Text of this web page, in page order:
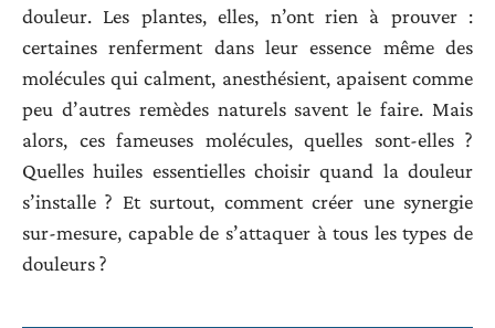
douleur. Les plantes, elles, n’ont rien à prouver :
certaines renferment dans leur essence même des
molécules qui calment, anesthésient, apaisent comme
peu d’autres remèdes naturels savent le faire. Mais
alors, ces fameuses molécules, quelles sont-elles ?
Quelles huiles essentielles choisir quand la douleur
s’installe ? Et surtout, comment créer une synergie
sur-mesure, capable de s’attaquer à tous les types de
douleurs ?